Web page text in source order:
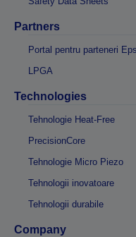
Partners
Portal pentru parteneri
LPGA
Technologies
Tehnologie Heat-Free
PrecisionCore
Tehnologie Micro Piezo
Tehnologii inovatoare
Tehnologii durabile
Company